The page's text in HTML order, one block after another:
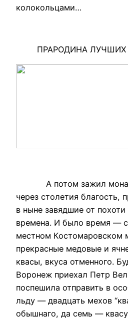
колокольцами…
ПРАРОДИНА ЛУЧШИХ
А потом зажил
через столетия благость,
в ныне завядшие от похоти
времена. И было время —
местном Костомаровском
прекрасные медовые и
квасы, вкуса отменного.
Воронеж приехал Петр
поспешила отправить в
льду — двадцать мехов
обышнаго, да семь —